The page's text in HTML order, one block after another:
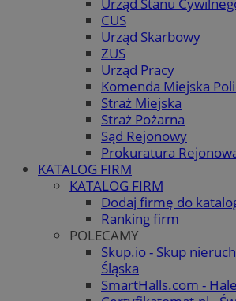
CUS
Urząd Skarbowy
ZUS
Urząd Pracy
Komenda Miejska
Straż Miejska
Straż Pożarna
Sąd Rejonowy
Prokuratura
KATALOG FIRM
KATALOG FIRM
Dodaj firmę do
Ranking firm
POLECAMY
Skup.io - Skup
Śląska
SmartHalls.com -